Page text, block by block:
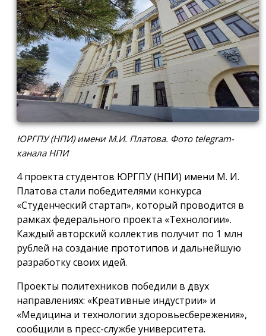
ЮРГПУ (НПИ) имени М.И. Платова. Фото telegram-
канала НПИ
4 проекта студентов ЮРГПУ (НПИ) имени М. И.
Платова стали победителями конкурса
«Студенческий стартап», который проводится в
рамках федерального проекта «Технологии».
Каждый авторский коллектив получит по 1 млн
рублей на создание прототипов и дальнейшую
разработку своих идей.
Проекты политехников победили в двух
направлениях: «Креативные индустрии» и
«Медицина и технологии здоровьесбережения»,
сообщили в пресс-службе университета.